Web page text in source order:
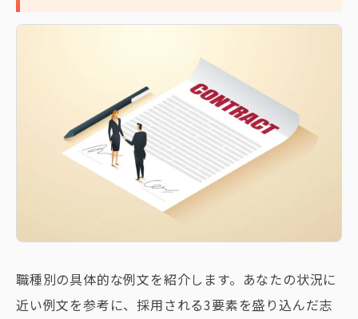
職種別の具体的な例文を紹介します。あなたの状況に
近い例文を参考に、採用される3要素を盛り込んだ志